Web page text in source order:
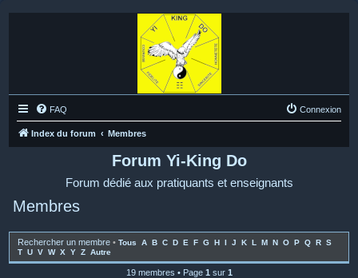
FAQ Connexion
Index du forum Membres
Forum Yi-King Do
Forum dédié aux pratiquants et enseignants
Membres
Rechercher un membre • Tous A B C D E F G H I J K L M N O P Q R S
T U V W X Y Z Autre
19 membres • Page 1 sur 1